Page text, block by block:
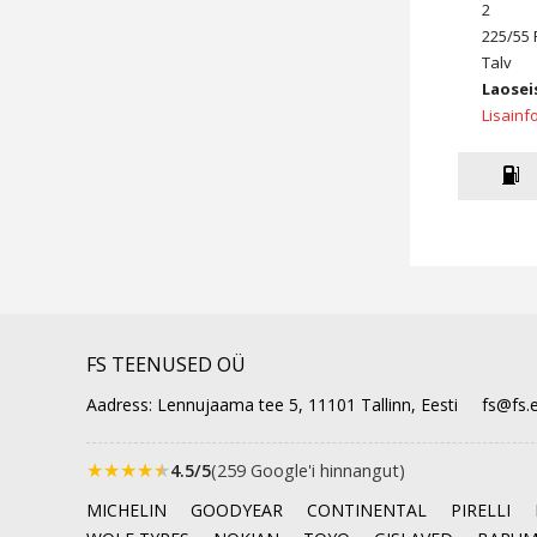
2
225/55
Talv
FS TEENUSED OÜ
Aadress: Lennujaama tee 5, 11101 Tallinn, Eesti
★★★★★4.5/5(259 Google'i hinnangut)
MICHELIN
GOODYEAR CONTINENTAL PIRELLI